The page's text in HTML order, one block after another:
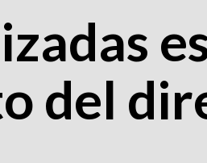
del